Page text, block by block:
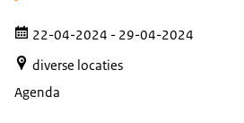
22-04-2024 - 29-04-2024
diverse locaties
Agenda